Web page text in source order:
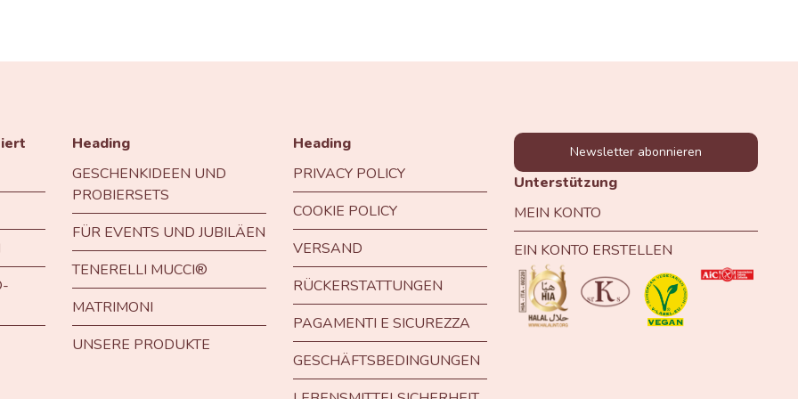
Heading
GESCHENKIDEEN UND
PROBIERSETS
FÜR EVENTS UND JUBILÄEN
TENERELLI MUCCI®
MATRIMONI
UNSERE PRODUKTE
Heading
PRIVACY POLICY
COOKIE POLICY
VERSAND
RÜCKERSTATTUNGEN
PAGAMENTI E SICUREZZA
GESCHÄFTSBEDINGUNGEN
Newsletter abonnieren
Unterstützung
MEIN KONTO
EIN KONTO ERSTELLEN